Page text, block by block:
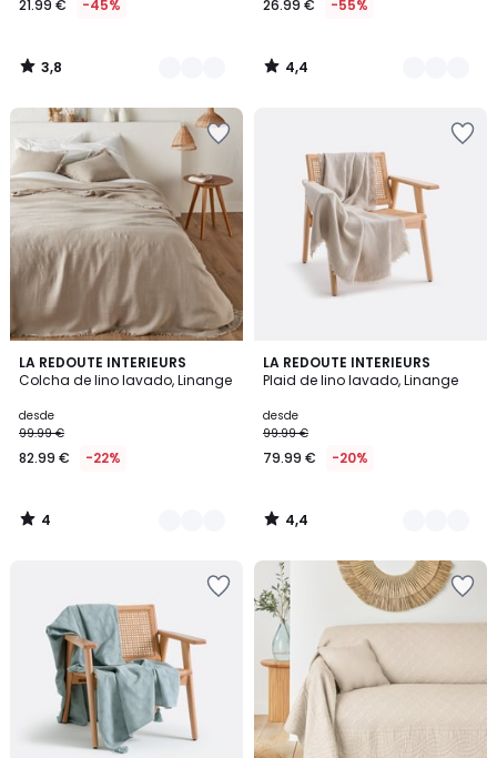
21.99 € -45%
3,8
/
26.99 € -55%
4,4
/
LA REDOUTE INTERIEURS
Colcha de lino lavado, Linange
desde
99.99 €
82.99 € -22%
4
/
5
Colores
4
/
LA REDOUTE INTERIEURS
Plaid de lino lavado, Linange
desde
99.99 €
79.99 € -20%
4,4
/ 5
6
Colores
4,4
/